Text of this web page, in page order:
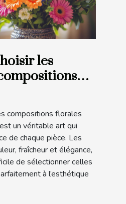
les
votre
compositions florales
un véritable art qui
de chaque pièce. Les
fraîcheur et élégance,
de sélectionner celles
à l’esthétique